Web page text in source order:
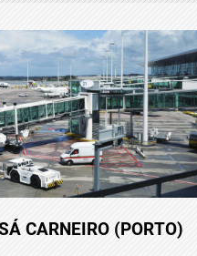
CARNEIRO (PORTO)